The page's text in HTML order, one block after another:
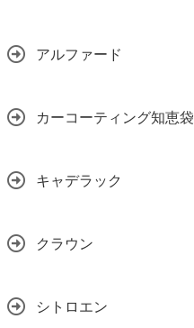
アルファード
カーコーティング知恵袋
キャデラック
クラウン
シトロエン